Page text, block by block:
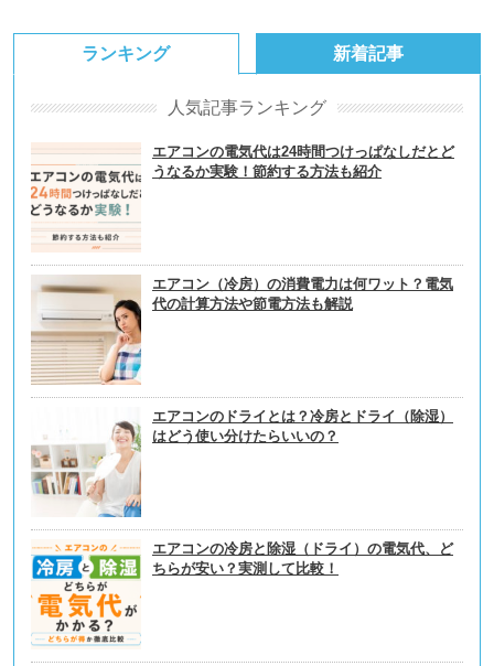
ランキング
人気記事ランキング
エアコンの電気代は24時間つけっぱなしだとど
うなるか実験！節約する方法も紹介
エアコン（冷房）の消費電力は何ワット？電気
代の計算方法や節電方法も解説
エアコンのドライとは？冷房とドライ（除湿）
はどう使い分けたらいいの？
エアコンの冷房と除湿（ドライ）の電気代、ど
ちらが安い？実測して比較！
新着記事